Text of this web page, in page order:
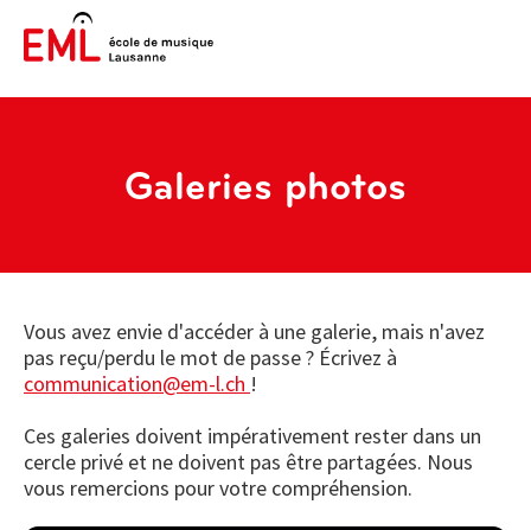
Galeries photos
Vous avez envie d'accéder à une galerie, mais n'avez
pas reçu/perdu le mot de passe ? Écrivez à
communication@em-l.ch !
Ces galeries doivent impérativement rester dans un
cercle privé et ne doivent pas être partagées. Nous
vous remercions pour votre compréhension.